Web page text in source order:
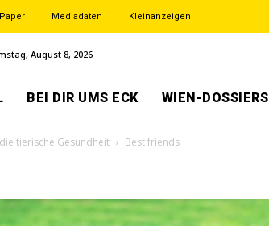
Paper Mediadaten Kleinanzeigen
August 8, 2026
BEI DIR UMS ECK WIEN-DOSSIERS
tierische Gesundheit Best friends